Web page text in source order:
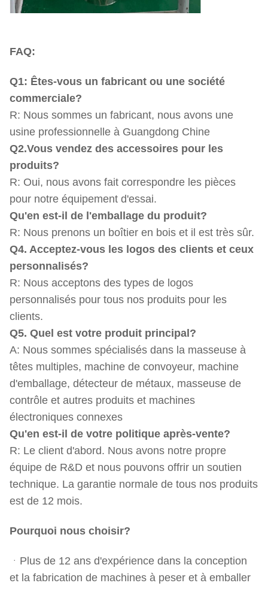
FAQ:
Q1: Êtes-vous un fabricant ou une société
commerciale?
R: Nous sommes un fabricant, nous avons une
usine professionnelle à Guangdong Chine
Q2.Vous vendez des accessoires pour les
produits?
R: Oui, nous avons fait correspondre les pièces
pour notre équipement d'essai.
Qu'en est-il de l'emballage du produit?
R: Nous prenons un boîtier en bois et il est très sûr.
Q4. Acceptez-vous les logos des clients et ceux
personnalisés?
R: Nous acceptons des types de logos
personnalisés pour tous nos produits pour les
clients.
Q5. Quel est votre produit principal?
A: Nous sommes spécialisés dans la masseuse à
têtes multiples, machine de convoyeur, machine
d'emballage, détecteur de métaux, masseuse de
contrôle et autres produits et machines
électroniques connexes
Qu'en est-il de votre politique après-vente?
R: Le client d'abord. Nous avons notre propre
équipe de R&D et nous pouvons offrir un soutien
technique. La garantie normale de tous nos produits
est de 12 mois.
Pourquoi nous choisir?
ᆞPlus de 12 ans d'expérience dans la conception
et la fabrication de machines à peser et à emballer